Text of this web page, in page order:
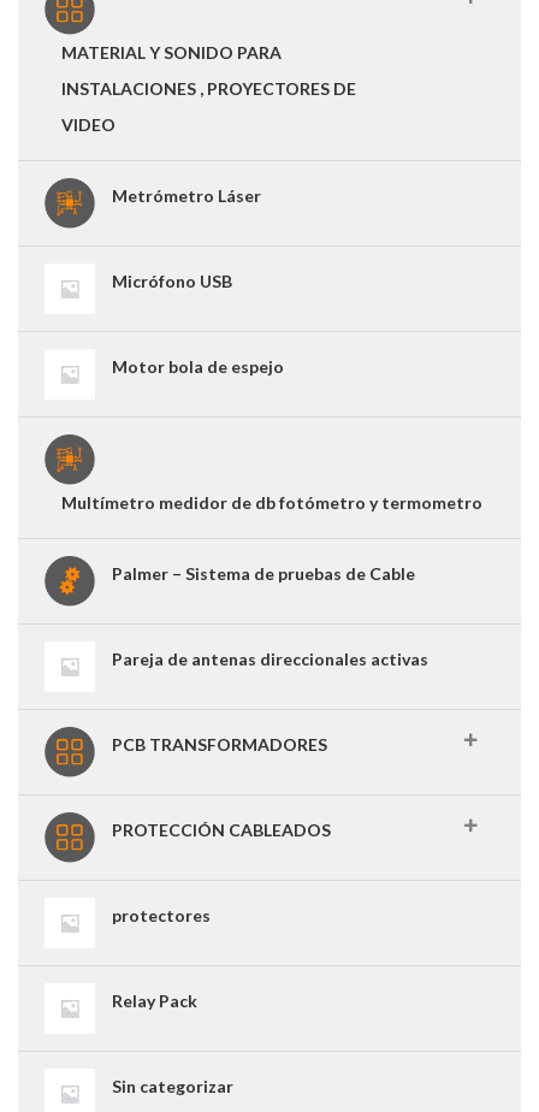
MATERIAL Y SONIDO PARA
INSTALACIONES , PROYECTORES DE
VIDEO
Metrómetro Láser
Micrófono USB
Motor bola de espejo
Multímetro medidor de db fotómetro y termometro
Palmer – Sistema de pruebas de Cable
Pareja de antenas direccionales activas
PCB TRANSFORMADORES
PROTECCIÓN CABLEADOS
protectores
Relay Pack
Sin categorizar